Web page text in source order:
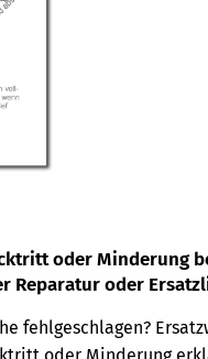
oder Minderung
Reparatur oder
fehlgeschlagen?
oder Minderung